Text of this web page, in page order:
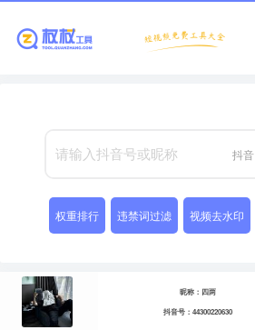
抖音
权重排行 违禁词过滤 视频去水印
昵称：四两
抖音号：44300220630